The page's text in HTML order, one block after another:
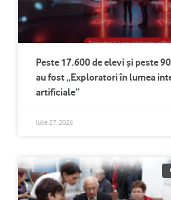
Peste 17.600 de elevi și peste
au fost „Exploratori în lumea
artificiale”
Iulie 27, 2026